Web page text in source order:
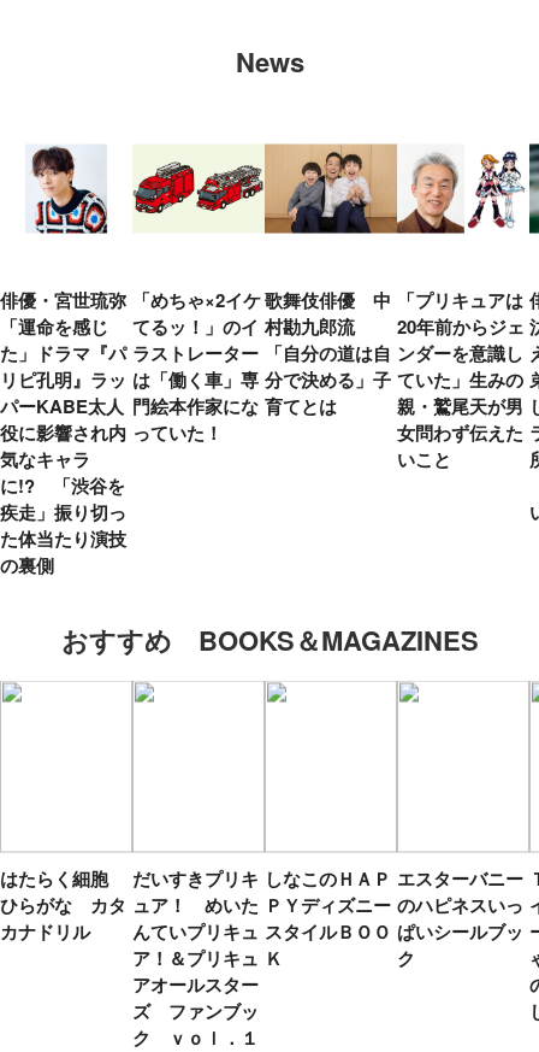
News
俳優・宮世琉弥
「運命を感じ
た」ドラマ『パ
リピ孔明』ラッ
パーKABE太人
役に影響され内
気なキャラ
に!? 「渋谷を
疾走」振り切っ
た体当たり演技
の裏側
「めちゃ×2イケ
てるッ！」のイ
ラストレーター
は「働く車」専
門絵本作家にな
っていた！
歌舞伎俳優 中
村勘九郎流
「自分の道は自
分で決める」子
育てとは
「プリキュアは
20年前からジェ
ンダーを意識し
ていた」生みの
親・鷲尾天が男
女問わず伝えた
いこと
おすすめ BOOKS＆MAGAZINES
はたらく細胞
ひらがな カタ
カナドリル
だいすきプリキ
ュア！ めいた
んていプリキュ
ア！＆プリキュ
アオールスター
ズ ファンブッ
ク ｖｏｌ．１
しなこのＨＡＰ
ＰＹディズニー
スタイルＢＯＯ
Ｋ
エスターバニー
のハピネスいっ
ぱいシールブッ
ク